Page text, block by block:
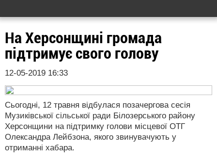
На Херсонщині громада
підтримує свого голову
12-05-2019 16:33
Сьогодні, 12 травня відбулася позачергова сесія
Музиківської сільської ради Білозерського району
Херсонщини на підтримку голови місцевої ОТГ
Олександра Лейбзона, якого звинувачують у
отриманні хабара.